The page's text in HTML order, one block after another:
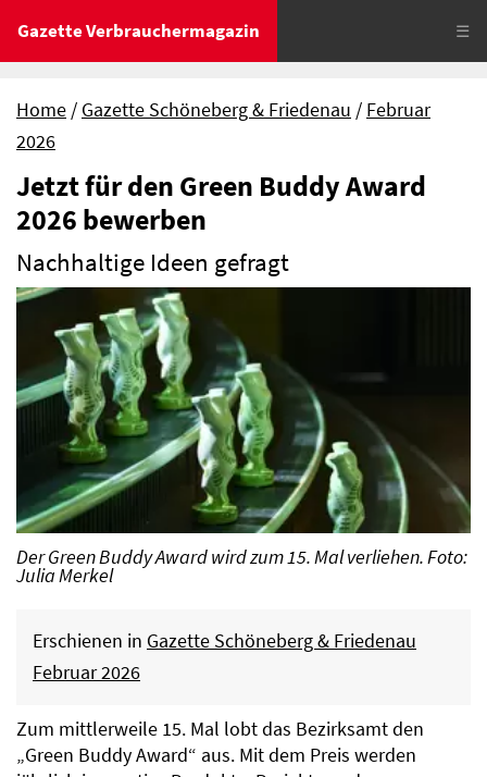
Gazette Verbrauchermagazin ☰
Home Gazette Schöneberg & Friedenau
Februar
2026
Jetzt für den Green Buddy Award
2026 bewerben
Nachhaltige Ideen gefragt
Der Green Buddy Award wird zum 15. Mal verliehen. Foto:
Julia Merkel
Erschienen in Gazette Schöneberg & Friedenau
Februar 2026
Zum mittlerweile 15. Mal lobt das Bezirksamt den
„Green Buddy Award“ aus. Mit dem Preis werden